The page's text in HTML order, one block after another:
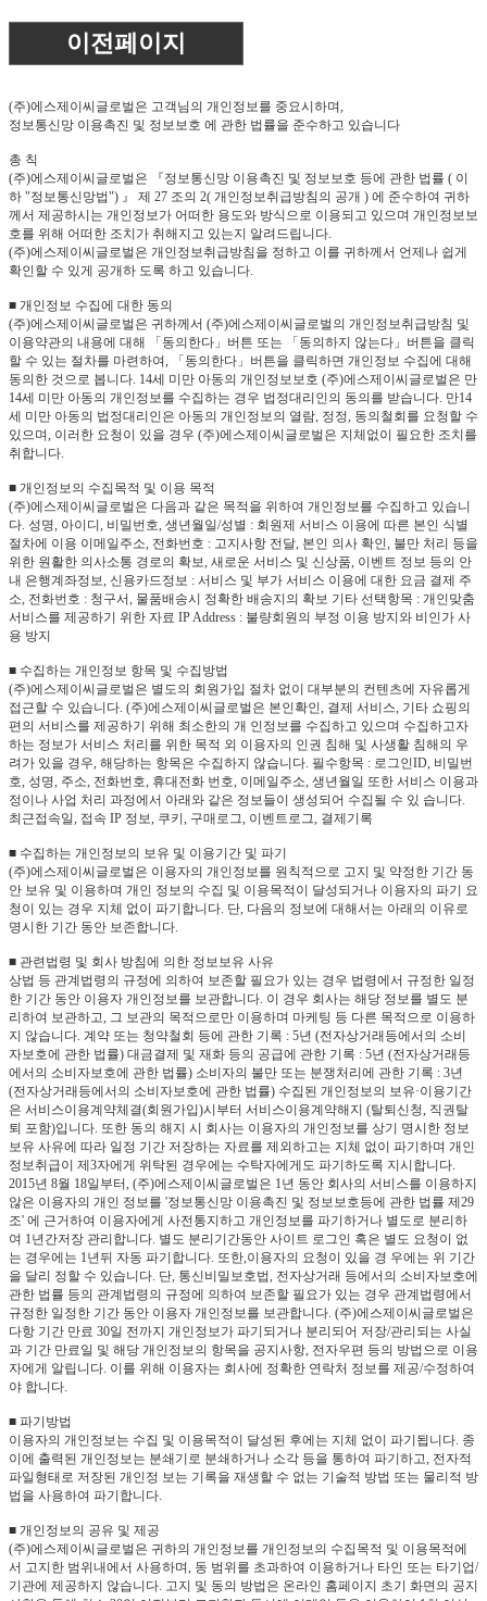
이전페이지
(주)에스제이씨글로벌은 고객님의 개인정보를 중요시하며,
정보통신망 이용촉진 및 정보보호 에 관한 법률을 준수하고 있습니다
총 칙
(주)에스제이씨글로벌은 『정보통신망 이용촉진 및 정보보호 등에 관한 법률 ( 이
하 "정보통신망법") 』 제 27 조의 2( 개인정보취급방침의 공개 ) 에 준수하여 귀하
께서 제공하시는 개인정보가 어떠한 용도와 방식으로 이용되고 있으며 개인정보보
호를 위해 어떠한 조치가 취해지고 있는지 알려드립니다.
(주)에스제이씨글로벌은 개인정보취급방침을 정하고 이를 귀하께서 언제나 쉽게
확인할 수 있게 공개하 도록 하고 있습니다.
■ 개인정보 수집에 대한 동의
(주)에스제이씨글로벌은 귀하께서 (주)에스제이씨글로벌의 개인정보취급방침 및
이용약관의 내용에 대해 「동의한다」버튼 또는 「동의하지 않는다」버튼을 클릭
할 수 있는 절차를 마련하여, 「동의한다」버튼을 클릭하면 개인정보 수집에 대해
동의한 것으로 봅니다. 14세 미만 아동의 개인정보보호 (주)에스제이씨글로벌은 만
14세 미만 아동의 개인정보를 수집하는 경우 법정대리인의 동의를 받습니다. 만14
세 미만 아동의 법정대리인은 아동의 개인정보의 열람, 정정, 동의철회를 요청할 수
있으며, 이러한 요청이 있을 경우 (주)에스제이씨글로벌은 지체없이 필요한 조치를
취합니다.
■ 개인정보의 수집목적 및 이용 목적
(주)에스제이씨글로벌은 다음과 같은 목적을 위하여 개인정보를 수집하고 있습니
다. 성명, 아이디, 비밀번호, 생년월일/성별 : 회원제 서비스 이용에 따른 본인 식별
절차에 이용 이메일주소, 전화번호 : 고지사항 전달, 본인 의사 확인, 불만 처리 등을
위한 원활한 의사소통 경로의 확보, 새로운 서비스 및 신상품, 이벤트 정보 등의 안
내 은행계좌정보, 신용카드정보 : 서비스 및 부가 서비스 이용에 대한 요금 결제 주
소, 전화번호 : 청구서, 물품배송시 정확한 배송지의 확보 기타 선택항목 : 개인맞춤
서비스를 제공하기 위한 자료 IP Address : 불량회원의 부정 이용 방지와 비인가 사
용 방지
■ 수집하는 개인정보 항목 및 수집방법
(주)에스제이씨글로벌은 별도의 회원가입 절차 없이 대부분의 컨텐츠에 자유롭게
접근할 수 있습니다. (주)에스제이씨글로벌은 본인확인, 결제 서비스, 기타 쇼핑의
편의 서비스를 제공하기 위해 최소한의 개 인정보를 수집하고 있으며 수집하고자
하는 정보가 서비스 처리를 위한 목적 외 이용자의 인권 침해 및 사생활 침해의 우
려가 있을 경우, 해당하는 항목은 수집하지 않습니다. 필수항목 : 로그인ID, 비밀번
호, 성명, 주소, 전화번호, 휴대전화 번호, 이메일주소, 생년월일 또한 서비스 이용과
정이나 사업 처리 과정에서 아래와 같은 정보들이 생성되어 수집될 수 있 습니다.
최근접속일, 접속 IP 정보, 쿠키, 구매로그, 이벤트로그, 결제기록
■ 수집하는 개인정보의 보유 및 이용기간 및 파기
(주)에스제이씨글로벌은 이용자의 개인정보를 원칙적으로 고지 및 약정한 기간 동
안 보유 및 이용하며 개인 정보의 수집 및 이용목적이 달성되거나 이용자의 파기 요
청이 있는 경우 지체 없이 파기합니다. 단, 다음의 정보에 대해서는 아래의 이유로
명시한 기간 동안 보존합니다.
■ 관련법령 및 회사 방침에 의한 정보보유 사유
상법 등 관계법령의 규정에 의하여 보존할 필요가 있는 경우 법령에서 규정한 일정
한 기간 동안 이용자 개인정보를 보관합니다. 이 경우 회사는 해당 정보를 별도 분
리하여 보관하고, 그 보관의 목적으로만 이용하며 마케팅 등 다른 목적으로 이용하
지 않습니다. 계약 또는 청약철회 등에 관한 기록 : 5년 (전자상거래등에서의 소비
자보호에 관한 법률) 대금결제 및 재화 등의 공급에 관한 기록 : 5년 (전자상거래등
에서의 소비자보호에 관한 법률) 소비자의 불만 또는 분쟁처리에 관한 기록 : 3년
(전자상거래등에서의 소비자보호에 관한 법률) 수집된 개인정보의 보유·이용기간
은 서비스이용계약체결(회원가입)시부터 서비스이용계약해지 (탈퇴신청, 직권탈
퇴 포함)입니다. 또한 동의 해지 시 회사는 이용자의 개인정보를 상기 명시한 정보
보유 사유에 따라 일정 기간 저장하는 자료를 제외하고는 지체 없이 파기하며 개인
정보취급이 제3자에게 위탁된 경우에는 수탁자에게도 파기하도록 지시합니다.
2015년 8월 18일부터, (주)에스제이씨글로벌은 1년 동안 회사의 서비스를 이용하지
않은 이용자의 개인 정보를 '정보통신망 이용촉진 및 정보보호등에 관한 법률 제29
조' 에 근거하여 이용자에게 사전통지하고 개인정보를 파기하거나 별도로 분리하
여 1년간저장 관리합니다. 별도 분리기간동안 사이트 로그인 혹은 별도 요청이 없
는 경우에는 1년뒤 자동 파기합니다. 또한,이용자의 요청이 있을 경 우에는 위 기간
을 달리 정할 수 있습니다. 단, 통신비밀보호법, 전자상거래 등에서의 소비자보호에
관한 법률 등의 관계법령의 규정에 의하여 보존할 필요가 있는 경우 관계법령에서
규정한 일정한 기간 동안 이용자 개인정보를 보관합니다. (주)에스제이씨글로벌은
다항 기간 만료 30일 전까지 개인정보가 파기되거나 분리되어 저장/관리되는 사실
과 기간 만료일 및 해당 개인정보의 항목을 공지사항, 전자우편 등의 방법으로 이용
자에게 알립니다. 이를 위해 이용자는 회사에 정확한 연락처 정보를 제공/수정하여
야 합니다.
■ 파기방법
이용자의 개인정보는 수집 및 이용목적이 달성된 후에는 지체 없이 파기됩니다. 종
이에 출력된 개인정보는 분쇄기로 분쇄하거나 소각 등을 통하여 파기하고, 전자적
파일형태로 저장된 개인정 보는 기록을 재생할 수 없는 기술적 방법 또는 물리적 방
법을 사용하여 파기합니다.
■ 개인정보의 공유 및 제공
(주)에스제이씨글로벌은 귀하의 개인정보를 개인정보의 수집목적 및 이용목적에
서 고지한 범위내에서 사용하며, 동 범위를 초과하여 이용하거나 타인 또는 타기업/
기관에 제공하지 않습니다. 고지 및 동의 방법은 온라인 홈페이지 초기 화면의 공지